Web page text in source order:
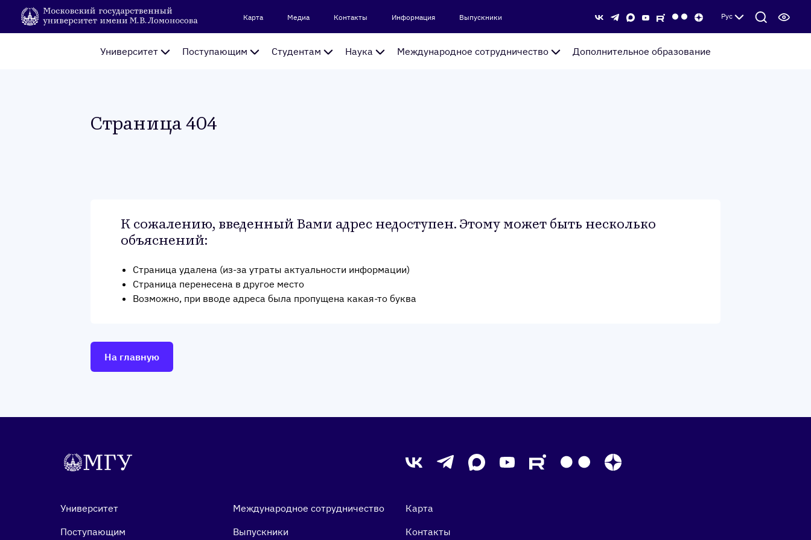
Карта Медиа Контакты Информация Выпускники Рус
Университет Поступающим Студентам Наука Международное сотрудничество Дополнительное образование
Стра­ница 404
К сожалению, введенный Вами адрес недоступен. Этому может быть несколько
объяснений:
Страница удалена (из-за утраты актуальности информации)
Страница перенесена в другое место
Возможно, при вводе адреса была пропущена какая-то буква
На главную
Университет
Поступающим
Международное сотрудничество
Выпускники
Карта
Контакты